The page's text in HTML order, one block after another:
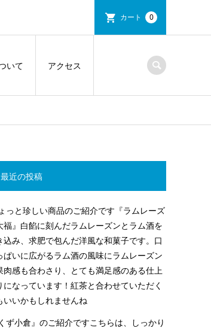
カート 0
いて アクセス
最近の投稿
っと珍しい商品のご紹介です『ラムレーズ
福』白餡に刻んだラムレーズンとラム酒を
込み、求肥で包んだ洋風な和菓子です。口
ぱいに広がるラム酒の風味にラムレーズン
肉感も合わさり、とても満足感のある仕上
になっています！紅茶と合わせていただく
いいかもしれませんね
ず小倉』のご紹介ですこちらは、しっかり